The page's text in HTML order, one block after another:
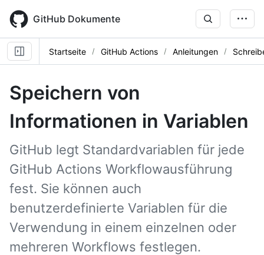
main
content
GitHub Dokumente
Startseite GitHub Actions Anleitungen
Speichern von
Informationen in Variablen
GitHub legt Standardvariablen für jede
GitHub Actions Workflowausführung
fest. Sie können auch
benutzerdefinierte Variablen für die
Verwendung in einem einzelnen oder
mehreren Workflows festlegen.